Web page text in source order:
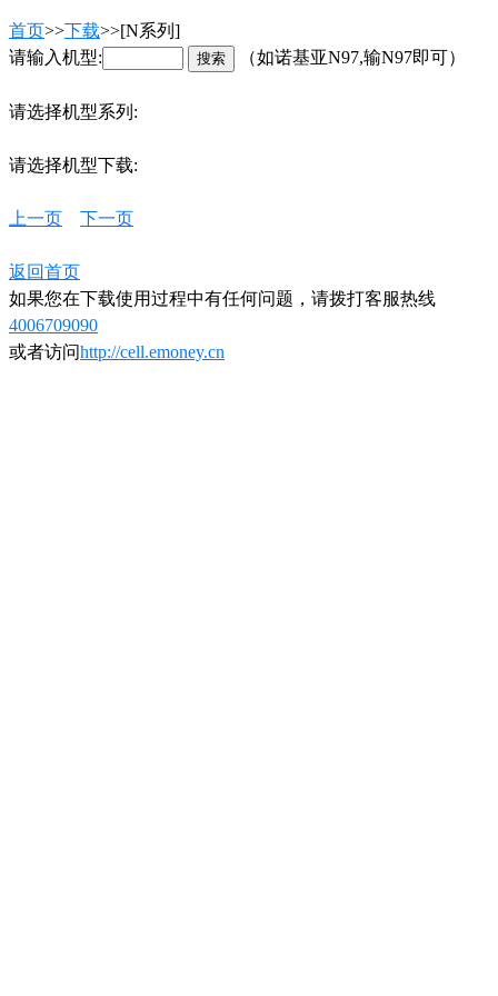
首页>>下载>>[N系列]
请输入机型:
（如诺基亚N97,输N97即可）
请选择机型系列:
请选择机型下载:
上一页 下一页
返回首页
如果您在下载使用过程中有任何问题，请拨打客服热线
4006709090
或者访问http://cell.emoney.cn